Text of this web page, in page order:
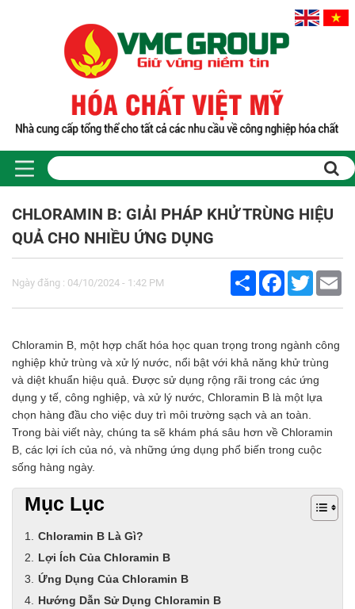
CHLORAMIN B: GIẢI PHÁP KHỬ TRÙNG HIỆU
QUẢ CHO NHIỀU ỨNG DỤNG
Ngày đăng : 04/10/2024 - 1:42 PM
Share FacebookTwitter
Chloramin B, một hợp chất hóa học quan trọng trong ngành công
nghiệp khử trùng và xử lý nước, nổi bật với khả năng khử trùng
và diệt khuẩn hiệu quả. Được sử dụng rộng rãi trong các ứng
dụng y tế, công nghiệp, và xử lý nước, Chloramin B là một lựa
chọn hàng đầu cho việc duy trì môi trường sạch và an toàn.
Trong bài viết này, chúng ta sẽ khám phá sâu hơn về Chloramin
B, các lợi ích của nó, và những ứng dụng phổ biến trong cuộc
sống hàng ngày.
Mục Lục
Chloramin B Là Gì?
Lợi Ích Của Chloramin B
Ứng Dụng Của Chloramin B
Hướng Dẫn Sử Dụng Chloramin B